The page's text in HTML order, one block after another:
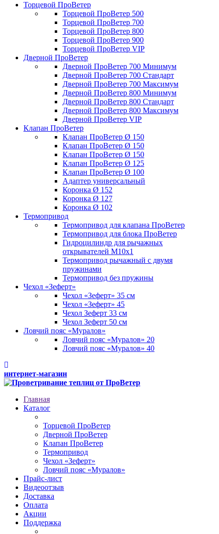
Торцевой ПроВетер
Торцевой ПроВетер 500
Торцевой ПроВетер 700
Торцевой ПроВетер 800
Торцевой ПроВетер 900
Торцевой ПроВетер VIP
Дверной ПроВетер
Дверной ПроВетер 700 Минимум
Дверной ПроВетер 700 Стандарт
Дверной ПроВетер 700 Максимум
Дверной ПроВетер 800 Минимум
Дверной ПроВетер 800 Стандарт
Дверной ПроВетер 800 Максимум
Дверной ПроВетер VIP
Клапан ПроВетер
Клапан ПроВетер Ø 150
Клапан ПроВетер Ø 150
Клапан ПроВетер Ø 150
Клапан ПроВетер Ø 125
Клапан ПроВетер Ø 100
Адаптер универсальный
Коронка Ø 152
Коронка Ø 127
Коронка Ø 102
Термопривод
Термопривод для клапана ПроВетер
Термопривод для блока ПроВетер
Гидроцилиндр для рычажных
открывателей М10х1
Термопривод рычажный с двумя
пружинами
Термопривод без пружины
Чехол «Зеферт»
Чехол «Зеферт» 35 см
Чехол «Зеферт» 45
Чехол Зеферт 33 см
Чехол Зеферт 50 см
Ловчий пояс «Муралов»
Ловчий пояс «Муралов» 20
Ловчий пояс «Муралов» 40
интернет-магазин
Главная
Каталог
Торцевой ПроВетер
Дверной ПроВетер
Клапан ПроВетер
Термопривод
Чехол «Зеферт»
Ловчий пояс «Муралов»
Прайс-лист
Видеоотзыв
Доставка
Оплата
Акции
Поддержка